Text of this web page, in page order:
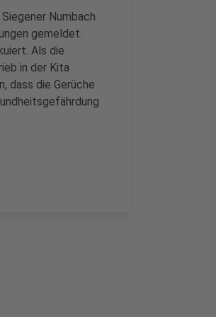
Numbach
gemeldet.
Als die
in der Kita
dass die Gerüche